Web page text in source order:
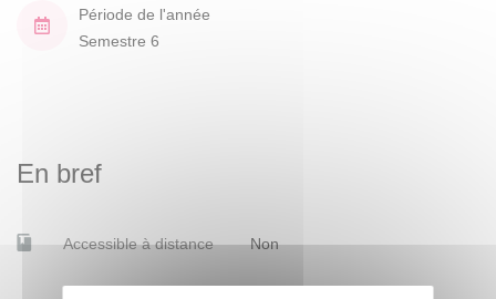
Période de l'année
Semestre 6
En bref
Accessible à distance Non